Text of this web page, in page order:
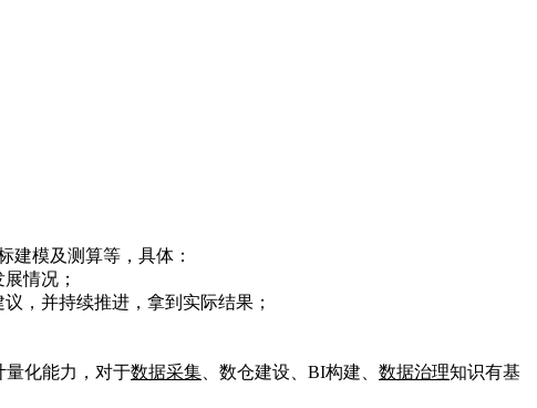
建模及测算等，具体：
情况；
，并持续推进，拿到实际结果；
量化能力，对于数据采集 、数仓建设、BI构建、 数据治理知识有基